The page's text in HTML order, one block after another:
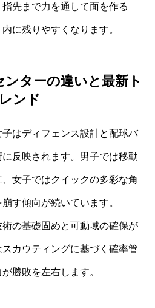
先まで力を通して面を作る
に残りやすくなります。
ンターの違いと最新ト
レンド
はディフェンス設計と配球バ
反映されます。男子では移動
女子ではクイックの多彩な角
す傾向が続いています。
の基礎固めと可動域の確保が
カウティングに基づく確率管
勝敗を左右します。